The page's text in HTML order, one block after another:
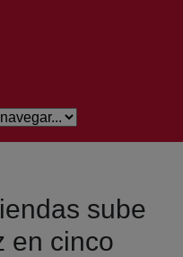
sube
en cinco